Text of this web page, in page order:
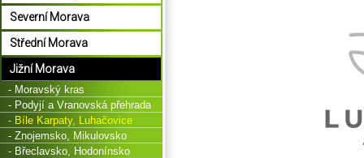
Severní Morava
Střední Morava
Jižní Morava
- Moravský kras
- Podyjí a Vranovská přehrada
- Bíle Karpaty, Luhačovice
- Znojemsko, Mikulovsko
- Břeclavsko, Hodonínsko